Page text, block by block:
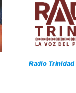
Radio Trinidad